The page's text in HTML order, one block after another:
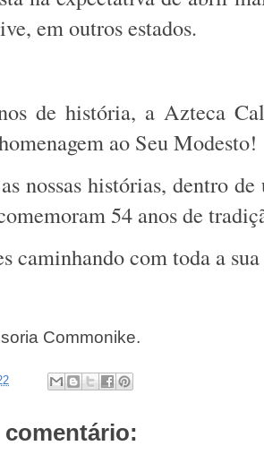
em outros estados.
de história, a Azteca
ao Seu Modesto!
nossas histórias, dentro
54 anos de
caminhando com toda a
Commonike.
comentário: